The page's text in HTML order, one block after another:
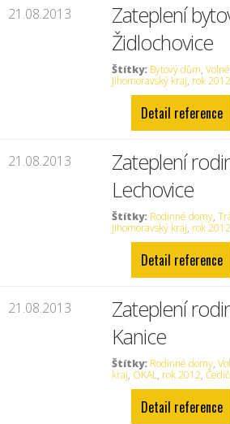
21.08.2013
Zateplení
Židlochovice
Štítky: Bytový dům,
Jihomoravský kraj, rok 2012
Detail reference
21.08.2013
Zateplení
Lechovice
Štítky: Rodinné domy,
Jihomoravský kraj, rok 2012
Detail reference
21.08.2013
Zateplení
Kanice
Štítky: Rodinné domy,
kraj, OKAL, rok 2012,
Detail reference